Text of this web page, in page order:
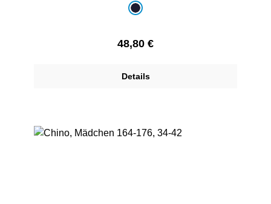
auswählenmarine
Regulärer Preis:
48,80 €
Details